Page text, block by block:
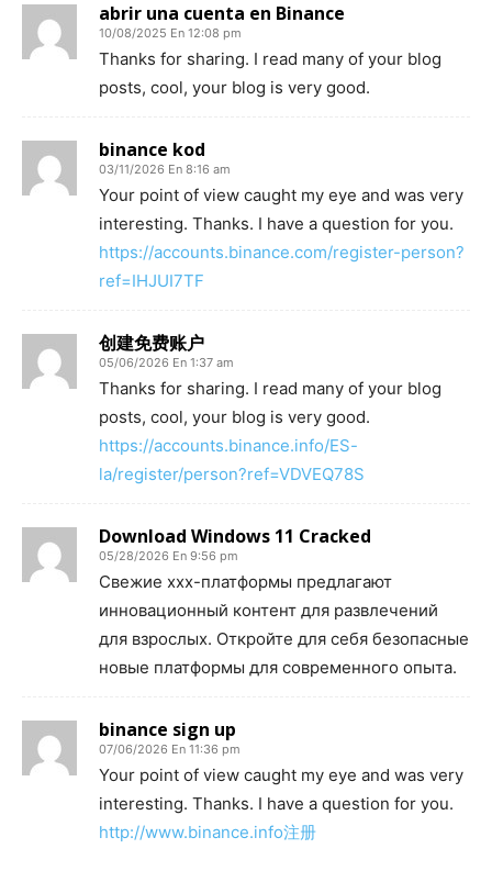
abrir una cuenta en Binance
10/08/2025 En 12:08 pm
Thanks for sharing. I read many of your blog
posts, cool, your blog is very good.
binance kod
03/11/2026 En 8:16 am
Your point of view caught my eye and was very
interesting. Thanks. I have a question for you.
https://accounts.binance.com/register-person?
ref=IHJUI7TF
创建免费账户
05/06/2026 En 1:37 am
Thanks for sharing. I read many of your blog
posts, cool, your blog is very good.
https://accounts.binance.info/ES-
la/register/person?ref=VDVEQ78S
Download Windows 11 Cracked
05/28/2026 En 9:56 pm
Свежие xxx-платформы предлагают
инновационный контент для развлечений
для взрослых. Откройте для себя безопасные
новые платформы для современного опыта.
binance sign up
07/06/2026 En 11:36 pm
Your point of view caught my eye and was very
interesting. Thanks. I have a question for you.
http://www.binance.info注册